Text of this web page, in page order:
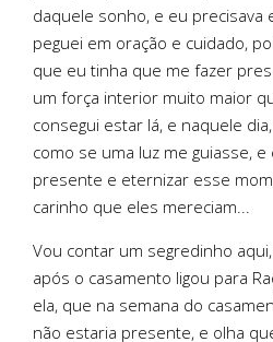
daquele sonho, e eu precisava
peguei em oração e cuidado,
que eu tinha que me fazer
um força interior muito maior
consegui estar lá, e naquele
como se uma luz me guiasse,
presente e eternizar esse
carinho que eles mereciam...
Vou contar um segredinho
após o casamento ligou para
ela, que na semana do
não estaria presente, e olha